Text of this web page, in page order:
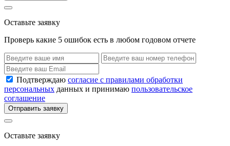
Оставьте заявку
Проверь какие 5 ошибок есть в любом годовом отчете
Подтверждаю согласие с правилами обработки
персональных данных и принимаю пользовательское
соглашение
Отправить заявку
Оставьте заявку